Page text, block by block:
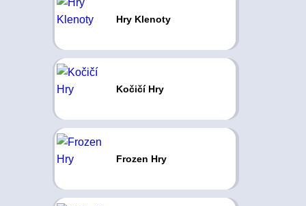
Hry Klenoty
Kočičí Hry
Frozen Hry